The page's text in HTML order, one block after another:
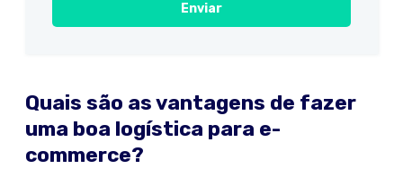
Quais são as vantagens de fazer
uma boa logística para e-
commerce?